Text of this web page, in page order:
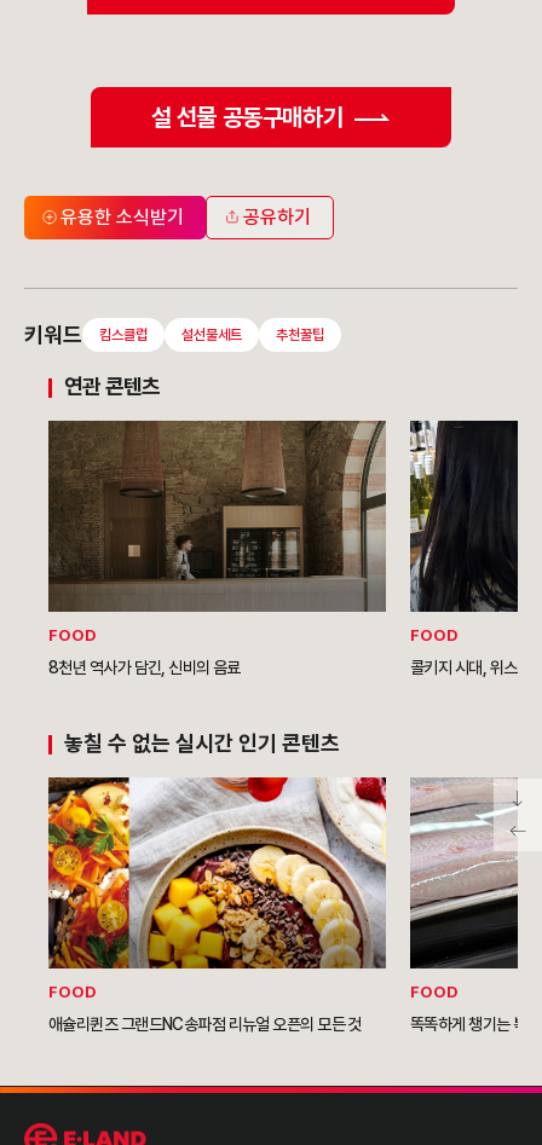
설 선물 공동구매하기
유용한 소식받기 공유하기
키워드 킴스클럽 설선물세트 추천꿀팁
연관 콘텐츠
FOOD
8천년 역사가 담긴, 신비의 음료
FOOD
콜키지 시대, 위스키
놓칠 수 없는 실시간 인기 콘텐츠
FOOD
애슐리퀸즈 그랜드NC송파점 리뉴얼 오픈의 모든 것
FOOD
똑똑하게 챙기는 복